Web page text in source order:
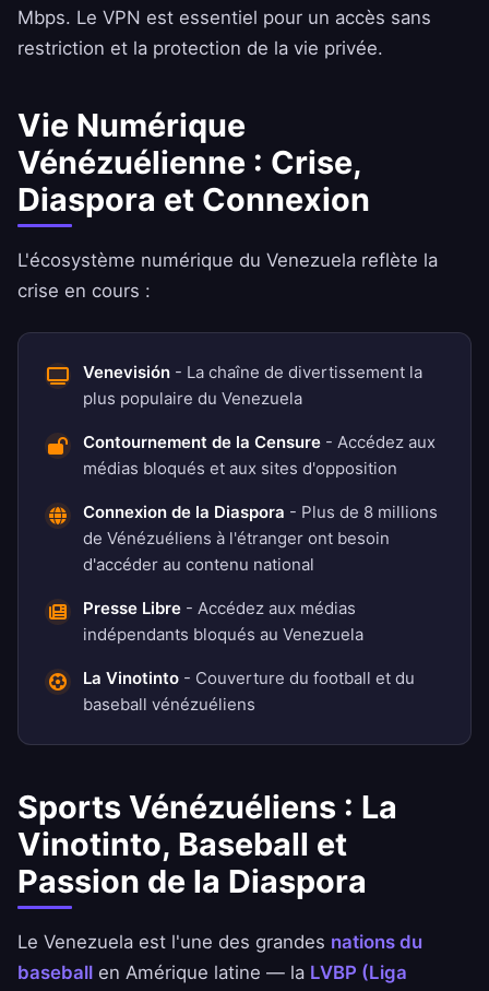
Mbps. Le VPN est essentiel pour un accès sans
restriction et la protection de la vie privée.
Vie Numérique
Vénézuélienne : Crise,
Diaspora et Connexion
L'écosystème numérique du Venezuela reflète la
crise en cours :
Venevisión - La chaîne de divertissement la
plus populaire du Venezuela
Contournement de la Censure - Accédez aux
médias bloqués et aux sites d'opposition
Connexion de la Diaspora - Plus de 8 millions
de Vénézuéliens à l'étranger ont besoin
d'accéder au contenu national
Presse Libre - Accédez aux médias
indépendants bloqués au Venezuela
La Vinotinto - Couverture du football et du
baseball vénézuéliens
Sports Vénézuéliens : La
Vinotinto, Baseball et
Passion de la Diaspora
Le Venezuela est l'une des grandes nations du
baseball en Amérique latine — la LVBP (Liga